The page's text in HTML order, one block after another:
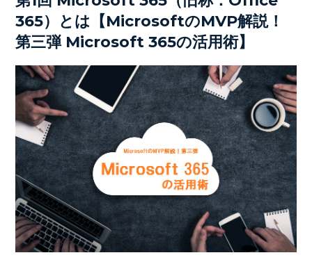
365）とは【MicrosoftのMVP解説！
第三弾 Microsoft 365の活用術】